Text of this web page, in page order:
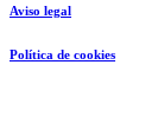
Aviso legal
Política de cookies